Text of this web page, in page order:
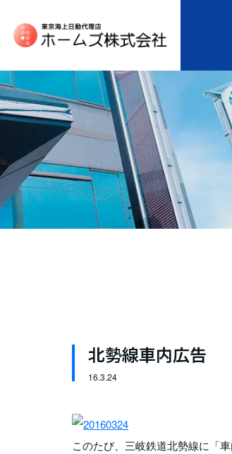
北勢線車内広告
16.3.24
このたび、三岐鉄道北勢線に「